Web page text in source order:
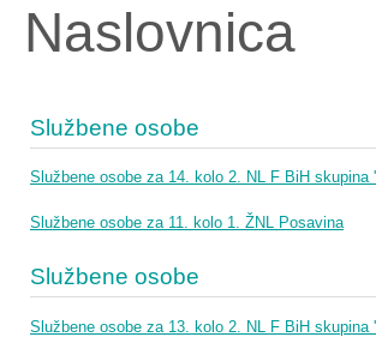
Naslovnica
Službene osobe
Službene osobe za 14. kolo 2. NL F BiH skupina
Službene osobe za 11. kolo 1. ŽNL Posavina
Službene osobe
Službene osobe za 13. kolo 2. NL F BiH skupina